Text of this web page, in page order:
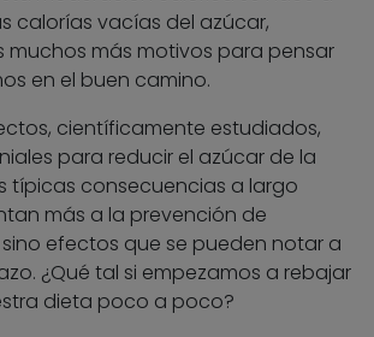
calorías vacías del azúcar,
muchos más motivos para pensar
en el buen camino.
científicamente estudiados,
para reducir el azúcar de la
típicas consecuencias a largo
más a la prevención de
efectos que se pueden notar a
¿Qué tal si empezamos a rebajar
dieta poco a poco?